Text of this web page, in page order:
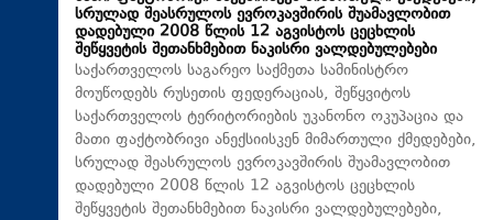
სრულად შეასრულოს ევროკავშირის შუამავლობით
დადებული 2008 წლის 12 აგვისტოს ცეცხლის
შეწყვეტის შეთანხმებით ნაკისრი ვალდებულებები
საქართველოს საგარეო საქმეთა სამინისტრო
მოუწოდებს რუსეთის ფედერაციას, შეწყვიტოს
საქართველოს ტერიტორიების უკანონო ოკუპაცია და
მათი ფაქტობრივი ანექსიისკენ მიმართული ქმედებები,
სრულად შეასრულოს ევროკავშირის შუამავლობით
დადებული 2008 წლის 12 აგვისტოს ცეცხლის
შეწყვეტის შეთანხმებით ნაკისრი ვალდებულებები,